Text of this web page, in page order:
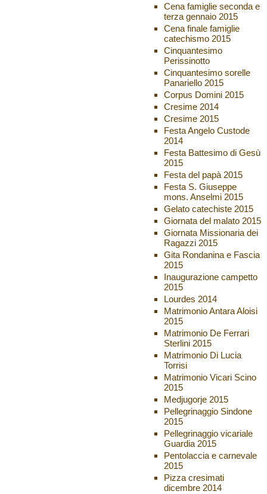
Cena famiglie seconda e
terza gennaio 2015
Cena finale famiglie
catechismo 2015
Cinquantesimo
Perissinotto
Cinquantesimo sorelle
Panariello 2015
Corpus Domini 2015
Cresime 2014
Cresime 2015
Festa Angelo Custode
2014
Festa Battesimo di Gesù
2015
Festa del papà 2015
Festa S. Giuseppe
mons. Anselmi 2015
Gelato catechiste 2015
Giornata del malato 2015
Giornata Missionaria dei
Ragazzi 2015
Gita Rondanina e Fascia
2015
Inaugurazione campetto
2015
Lourdes 2014
Matrimonio Antara Aloisi
2015
Matrimonio De Ferrari
Sterlini 2015
Matrimonio Di Lucia
Torrisi
Matrimonio Vicari Scino
2015
Medjugorje 2015
Pellegrinaggio Sindone
2015
Pellegrinaggio vicariale
Guardia 2015
Pentolaccia e carnevale
2015
Pizza cresimati
dicembre 2014